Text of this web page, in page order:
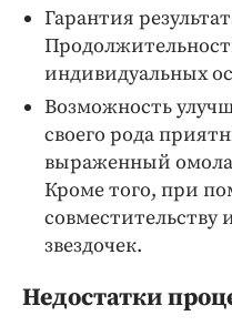
Гарантия
индивидуальных
Возможность
своего рода
выраженный
Кроме того, при
совместительству
звездочек.
Недостатки